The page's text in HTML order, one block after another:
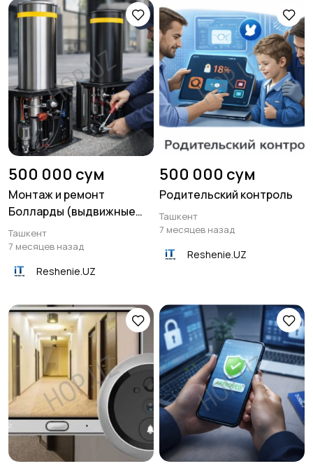
500 000 сум
Монтаж и ремонт
Болларды (выдвижные
столбы)
Ташкент
7 месяцев назад
Reshenie.UZ
500 000 сум
Родительский контроль
Ташкент
7 месяцев назад
Reshenie.UZ